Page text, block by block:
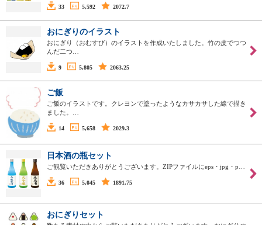
33 5,592 2072.7
おにぎりのイラスト
おにぎり（おむすび）のイラストを作成いたしました。竹の皮でつつ
んだ二つ…
9 5,805 2063.25
ご飯
ご飯のイラストです。クレヨンで塗ったようなカサカサした線で描き
ました。…
14 5,658 2029.3
日本酒の瓶セット
ご観覧いただきありがとうございます。ZIPファイルにeps・jpg・p…
36 5,045 1891.75
おにぎりセット